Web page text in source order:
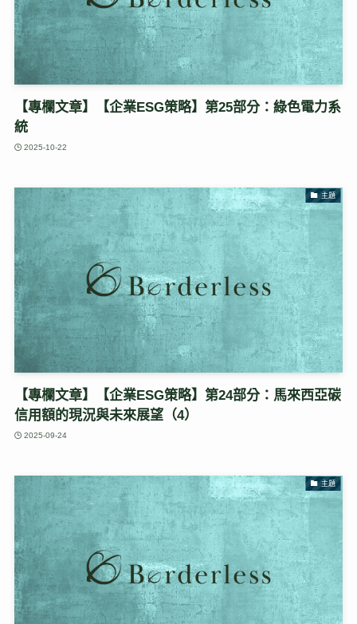
【專欄文章】【企業ESG策略】第25部分：綠色電力系
統
2025-10-22
主題
【專欄文章】【企業ESG策略】第24部分：馬來西亞碳
信用額的現況與未來展望（4）
2025-09-24
主題